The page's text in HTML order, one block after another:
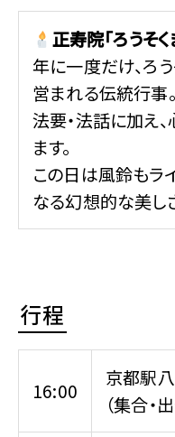
正寿院「ろうそ
年に一度だけ、ろ
営まれる伝統行事。
法要・法話に加え
ます。
この日は風鈴もラ
なる幻想的な美し
行程
16:00
京都駅
（集合・